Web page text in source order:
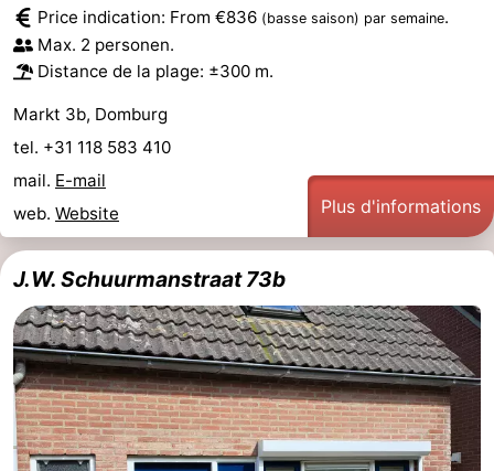
Price indication: From €836 (basse saison) par semaine.
Max. 2 personen.
Distance de la plage: ±300 m.
Markt 3b, Domburg
tel. +31 118 583 410
mail. E-mail
web. Website Plus d'informations
J.W. Schuurmanstraat 73b